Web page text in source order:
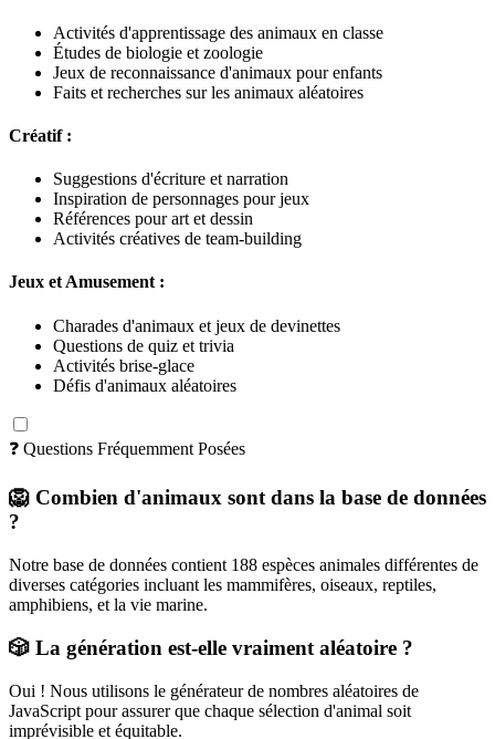
Activités d'apprentissage des animaux en classe
Études de biologie et zoologie
Jeux de reconnaissance d'animaux pour enfants
Faits et recherches sur les animaux aléatoires
Créatif :
Suggestions d'écriture et narration
Inspiration de personnages pour jeux
Références pour art et dessin
Activités créatives de team-building
Jeux et Amusement :
Charades d'animaux et jeux de devinettes
Questions de quiz et trivia
Activités brise-glace
Défis d'animaux aléatoires
❓ Questions Fréquemment Posées
🦁 Combien d'animaux sont dans la base de données
?
Notre base de données contient 188 espèces animales différentes de
diverses catégories incluant les mammifères, oiseaux, reptiles,
amphibiens, et la vie marine.
🎲 La génération est-elle vraiment aléatoire ?
Oui ! Nous utilisons le générateur de nombres aléatoires de
JavaScript pour assurer que chaque sélection d'animal soit
imprévisible et équitable.